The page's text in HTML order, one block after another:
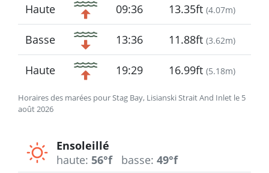
Horaires des marées pour Stag Bay, Lisianski Strait And Inlet le 5
août 2026
Haute 09:36 13.35ft (4.07m)
Basse 13:36 11.88ft (3.62m)
Haute 19:29 16.99ft (5.18m)
Ensoleillé
haute: 56°f basse: 49°f